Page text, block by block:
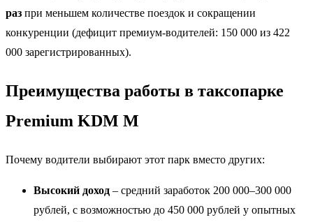
раз при меньшем количестве поездок и сокращении
конкуренции (дефицит премиум-водителей: 150 000 из 422
000 зарегистрированных).
Преимущества работы в таксопарке
Premium KDM M
Почему водители выбирают этот парк вместо других:
Высокий доход – средний заработок 200 000–300 000
рублей, с возможностью до 450 000 рублей у опытных